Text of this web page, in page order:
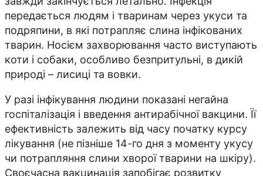
передається людям і тваринам через укуси та
подряпини, в які потрапляє слина інфікованих
тварин. Носієм захворювання часто виступають
коти і собаки, особливо безпритульні, в дикій
природі – лисиці та вовки.
У разі інфікування людини показані негайна
госпіталізація і введення антирабічної вакцини. Її
ефективність залежить від часу початку курсу
лікування (не пізніше 14-го дня з моменту укусу
чи потрапляння слини хворої тварини на шкіру).
Своєчасна вакцинація запобігає розвитку